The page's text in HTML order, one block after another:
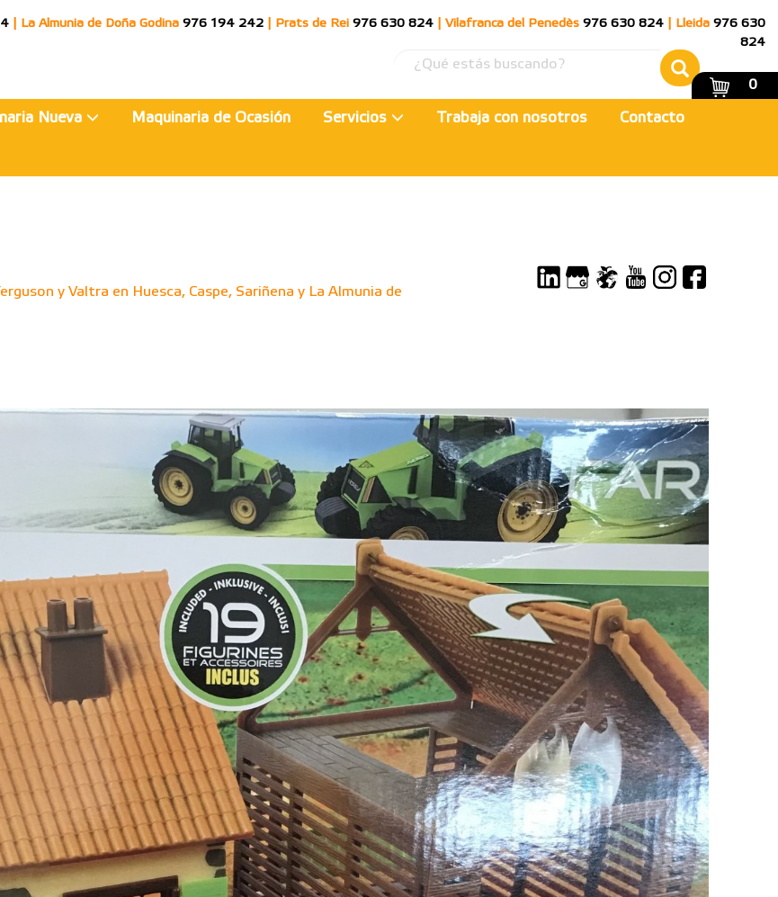
La Almunia de Doña Godina 976 194 242 Prats de Rei 976 630 824 Vilafranca del Penedès 976 630 824 Lleida 976 630
824
0
Nueva Maquinaria de Ocasión Servicios Trabaja con nosotros Contacto
y Valtra en Huesca, Caspe, Sariñena y La Almunia de